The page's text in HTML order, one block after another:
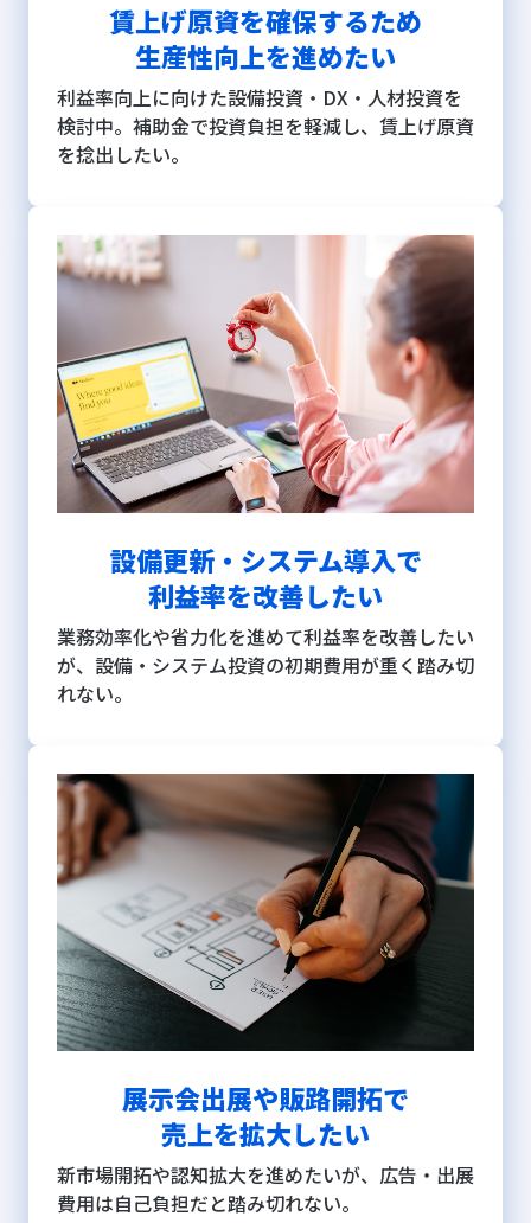
賃上げ原資を確保するため
生産性向上を進めたい
利益率向上に向けた設備投資・DX・人材投資を
検討中。補助金で投資負担を軽減し、賃上げ原資
を捻出したい。
設備更新・システム導入で
利益率を改善したい
業務効率化や省力化を進めて利益率を改善したい
が、設備・システム投資の初期費用が重く踏み切
れない。
展示会出展や販路開拓で
売上を拡大したい
新市場開拓や認知拡大を進めたいが、広告・出展
費用は自己負担だと踏み切れない。